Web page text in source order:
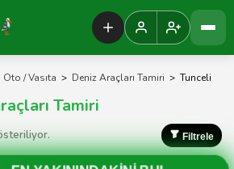
Oto / Vasıta > Deniz Araçları Tamiri > Tunceli
Tamiri
Filtrele